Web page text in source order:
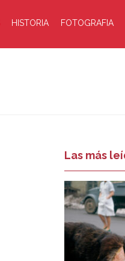
HISTORIA FOTOGRAFIA
Las más